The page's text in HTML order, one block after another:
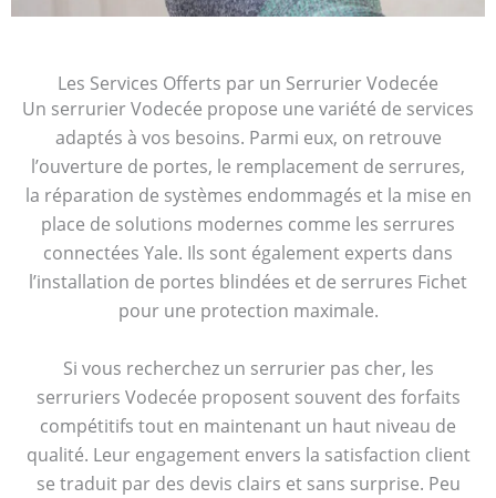
Les Services Offerts par un Serrurier Vodecée
Un serrurier Vodecée propose une variété de services
adaptés à vos besoins. Parmi eux, on retrouve
l’ouverture de portes, le remplacement de serrures,
la réparation de systèmes endommagés et la mise en
place de solutions modernes comme les serrures
connectées Yale. Ils sont également experts dans
l’installation de portes blindées et de serrures Fichet
pour une protection maximale.
Si vous recherchez un serrurier pas cher, les
serruriers Vodecée proposent souvent des forfaits
compétitifs tout en maintenant un haut niveau de
qualité. Leur engagement envers la satisfaction client
se traduit par des devis clairs et sans surprise. Peu